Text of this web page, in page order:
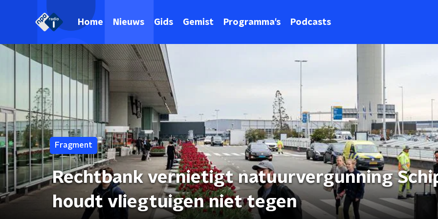
Home Nieuws Gids Gemist Programma's Podcasts
Fragment
Rechtbank vernietigt natuurvergunning
houdt vliegtuigen niet tegen